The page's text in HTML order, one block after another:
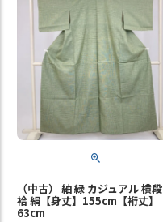
（中古） 紬 緑 カジュアル 横段
袷 絹【身丈】155cm【裄丈】
63cm